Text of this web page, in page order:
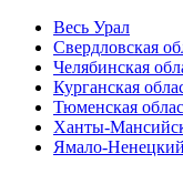
Весь Урал
Свердловская
Челябинская
Курганская
Тюменская
Ханты-
Ямало-